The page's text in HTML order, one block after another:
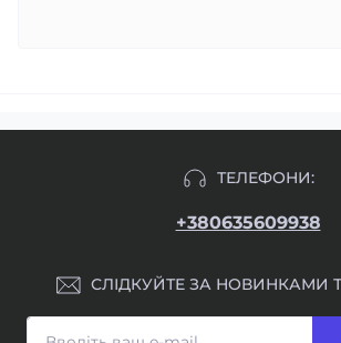
ТЕЛЕФОНИ:
+380635609938
СЛІДКУЙТЕ ЗА НОВИНКАМИ